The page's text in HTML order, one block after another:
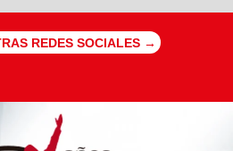
REDES SOCIALES →